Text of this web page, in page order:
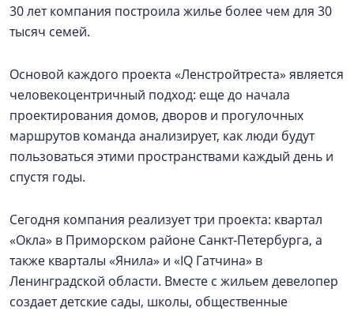
30 лет компания построила жилье более чем для 30
тысяч семей.
Основой каждого проекта «Ленстройтреста» является
человекоцентричный подход: еще до начала
проектирования домов, дворов и прогулочных
маршрутов команда анализирует, как люди будут
пользоваться этими пространствами каждый день и
спустя годы.
Сегодня компания реализует три проекта: квартал
«Окла» в Приморском районе Санкт-Петербурга, а
также кварталы «Янила» и «IQ Гатчина» в
Ленинградской области. Вместе с жильем девелопер
создает детские сады, школы, общественные